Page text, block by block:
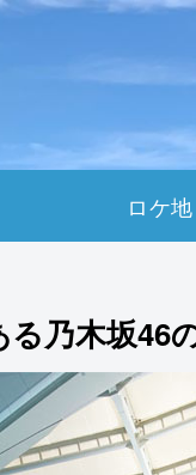
ロケ地
乃木坂46